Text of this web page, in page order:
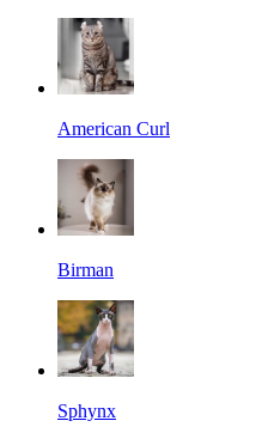
American Curl
Birman
Sphynx